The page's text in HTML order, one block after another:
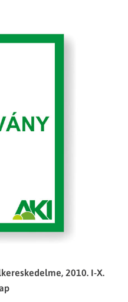
2010. I-X.